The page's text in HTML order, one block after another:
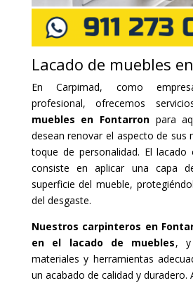
Lacado de muebles
En Carpimad, como
profesional, ofrecemos
muebles en Fontarron para
desean renovar el aspecto de sus
toque de personalidad. El lacado
consiste en aplicar una capa
superficie del mueble,
del desgaste.
Nuestros carpinteros en
en el lacado de muebles, y
materiales y herramientas
un acabado de calidad y duradero.